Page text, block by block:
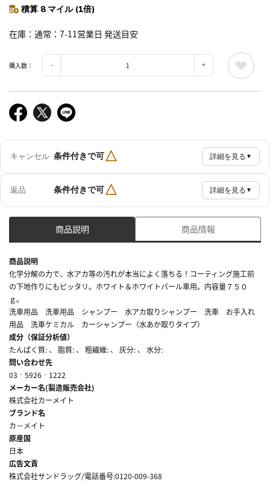
積算 8 マイル (1倍)
在庫 通常：7-11営業日 発送目安
購入数：
キャンセル 条件付きで可△ 詳細を見る ▼
返品 条件付きで可△ 詳細を見る ▼
商品説明 商品情報
商品説明
化学分解の力で、水アカ等の汚れが本当によく落ちる！コーティング施工前
の下地作りにもピッタリ。ホワイト＆ホワイトパール車用。内容量７５０
ｇ。
洗車用品 洗車用品 シャンプー 水アカ取りシャンプー 洗車 お手入れ
用品 洗車ケミカル カーシャンプー（水あか取りタイプ）
成分（保証分析値）
たんぱく質: 、 脂質: 、 粗繊維: 、 灰分: 、 水分:
問い合わせ先
03‐5926‐1222
メーカー名(製造販売会社)
株式会社カーメイト
ブランド名
カ－メイト
原産国
日本
広告文責
株式会社サンドラッグ/電話番号:0120-009-368